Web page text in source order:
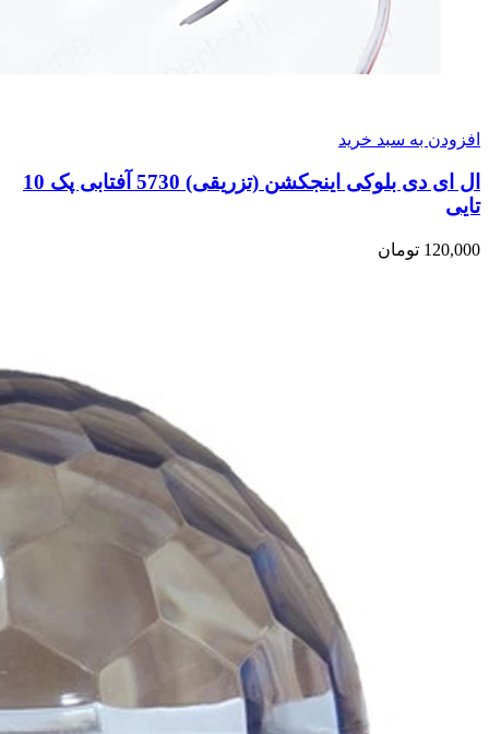
افزودن به سبد خرید
ال ای دی بلوکی اینجکشن (تزریقی) 5730 آفتابی پک 10
تایی
120,000 تومان